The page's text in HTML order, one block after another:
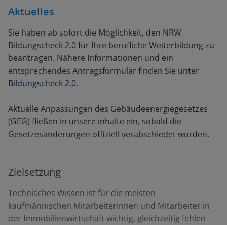
Aktuelles
Sie haben ab sofort die Möglichkeit, den NRW
Bildungscheck 2.0 für Ihre berufliche Weiterbildung zu
beantragen. Nähere Informationen und ein
entsprechendes Antragsformular finden Sie unter
Bildungscheck 2.0.
Aktuelle Anpassungen des Gebäudeenergiegesetzes
(GEG) fließen in unsere inhalte ein, sobald die
Gesetzesänderungen offiziell verabschiedet wurden.
Zielsetzung
Technisches Wissen ist für die meisten
kaufmännischen Mitarbeiterinnen und Mitarbeiter in
der Immobilienwirtschaft wichtig, gleichzeitig fehlen